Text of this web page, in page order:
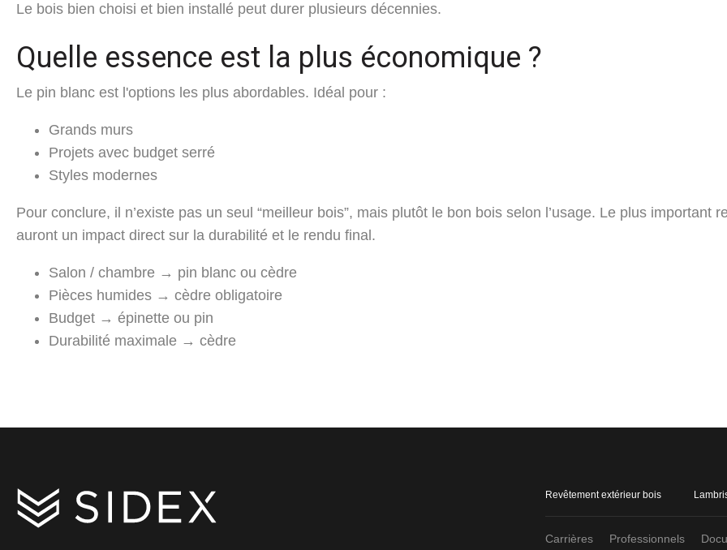
Le bois bien choisi et bien installé peut durer plusieurs décennies.
Quelle essence est la plus économique ?
Le pin blanc est l'options les plus abordables. Idéal pour :
Grands murs
Projets avec budget serré
Styles modernes
Pour conclure, il n’existe pas un seul “meilleur bois”, mais plutôt le bon bois selon l’usage. Le plus important
auront un impact direct sur la durabilité et le rendu final.
Salon / chambre → pin blanc ou cèdre
Pièces humides → cèdre obligatoire
Budget → épinette ou pin
Durabilité maximale → cèdre
Revêtement extérieur bois
Carrières Professionnels